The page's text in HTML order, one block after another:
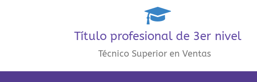
Título profesional de 3er nivel
Técnico Superior en Ventas